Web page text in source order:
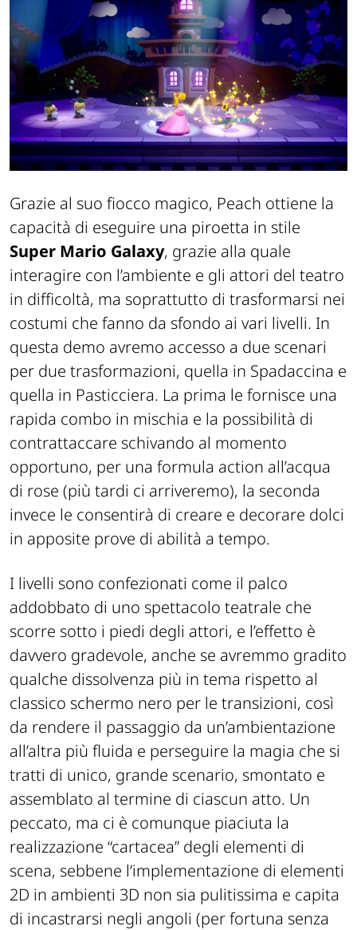
Grazie al suo fiocco magico, Peach ottiene la
capacità di eseguire una piroetta in stile
Super Mario Galaxy, grazie alla quale
interagire con l’ambiente e gli attori del teatro
in difficoltà, ma soprattutto di trasformarsi nei
costumi che fanno da sfondo ai vari livelli. In
questa demo avremo accesso a due scenari
per due trasformazioni, quella in Spadaccina e
quella in Pasticciera. La prima le fornisce una
rapida combo in mischia e la possibilità di
contrattaccare schivando al momento
opportuno, per una formula action all’acqua
di rose (più tardi ci arriveremo), la seconda
invece le consentirà di creare e decorare dolci
in apposite prove di abilità a tempo.
I livelli sono confezionati come il palco
addobbato di uno spettacolo teatrale che
scorre sotto i piedi degli attori, e l’effetto è
davvero gradevole, anche se avremmo gradito
qualche dissolvenza più in tema rispetto al
classico schermo nero per le transizioni, così
da rendere il passaggio da un’ambientazione
all’altra più fluida e perseguire la magia che si
tratti di unico, grande scenario, smontato e
assemblato al termine di ciascun atto. Un
peccato, ma ci è comunque piaciuta la
realizzazione “cartacea” degli elementi di
scena, sebbene l’implementazione di elementi
2D in ambienti 3D non sia pulitissima e capita
di incastrarsi negli angoli (per fortuna senza